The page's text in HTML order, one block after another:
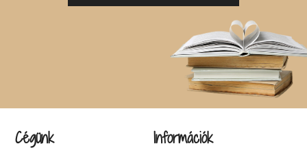
Cégünk Információk